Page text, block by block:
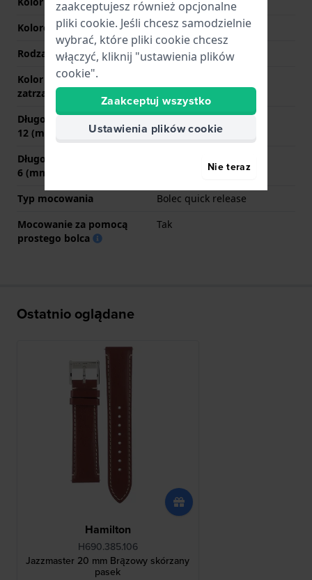
Kolorowe szwy
Beżowy
Rodzaj zapięcia
Sprzączka
Kolor zapięcia
zatrzaskowego
Długość paska na godzinie
12 (mm)
75 mm
Długość paska na godzinie
6 (mm)
Typ mocowania
Bolec quick release
Mocowanie za pomocą
prostego bolca
Tak
Ostatnio oglądane
Hamilton
H690.385.106
Jazzmaster 20 mm Brązowy skórzany
pasek
zaakceptujesz również opcjonalne
pliki cookie. Jeśli chcesz samodzielnie
wybrać, które pliki cookie chcesz
włączyć, kliknij "ustawienia plików
cookie".
Zaakceptuj wszystko
Ustawienia plików cookie
Nie teraz